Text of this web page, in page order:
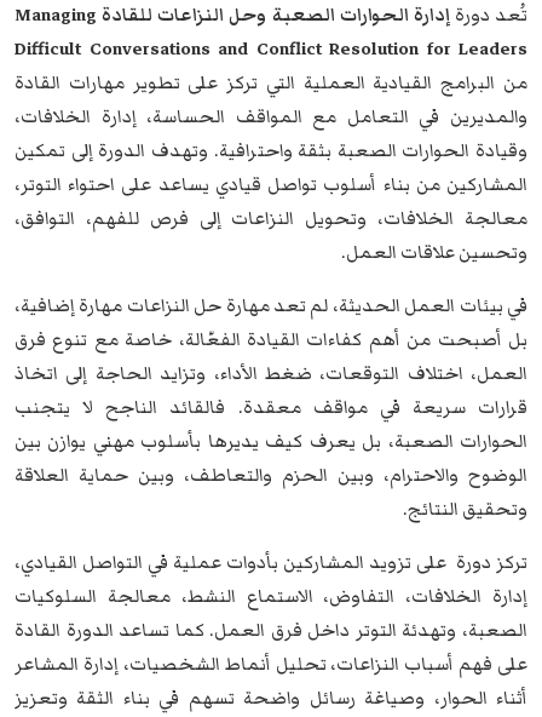
تُعد دورةإدارة الحوارات الصعبة وحل النزاعات للقادة Managing
Difficult Conversations and Conflict Resolution for Leaders
من البرامج القيادية العملية التي تركز على تطوير مهارات القادة
والمديرين في التعامل مع المواقف الحساسة، إدارة الخلافات،
وقيادة الحوارات الصعبة بثقة واحترافية. وتهدف الدورة إلى تمكين
المشاركين من بناء أسلوب تواصل قيادي يساعد على احتواء التوتر،
معالجة الخلافات، وتحويل النزاعات إلى فرص للفهم، التوافق،
وتحسين علاقات العمل.
في بيئات العمل الحديثة، لم تعد مهارة حل النزاعات مهارة إضافية،
بل أصبحت من أهم كفاءات القيادة الفعّالة، خاصة مع تنوع فرق
العمل، اختلاف التوقعات، ضغط الأداء، وتزايد الحاجة إلى اتخاذ
قرارات سريعة في مواقف معقدة. فالقائد الناجح لا يتجنب
الحوارات الصعبة، بل يعرف كيف يديرها بأسلوب مهني يوازن بين
الوضوح والاحترام، وبين الحزم والتعاطف، وبين حماية العلاقة
وتحقيق النتائج.
تركز دورة على تزويد المشاركين بأدوات عملية في التواصل القيادي،
إدارة الخلافات، التفاوض، الاستماع النشط، معالجة السلوكيات
الصعبة، وتهدئة التوتر داخل فرق العمل. كما تساعد الدورة القادة
على فهم أسباب النزاعات، تحليل أنماط الشخصيات، إدارة المشاعر
أثناء الحوار، وصياغة رسائل واضحة تسهم في بناء الثقة وتعزيز